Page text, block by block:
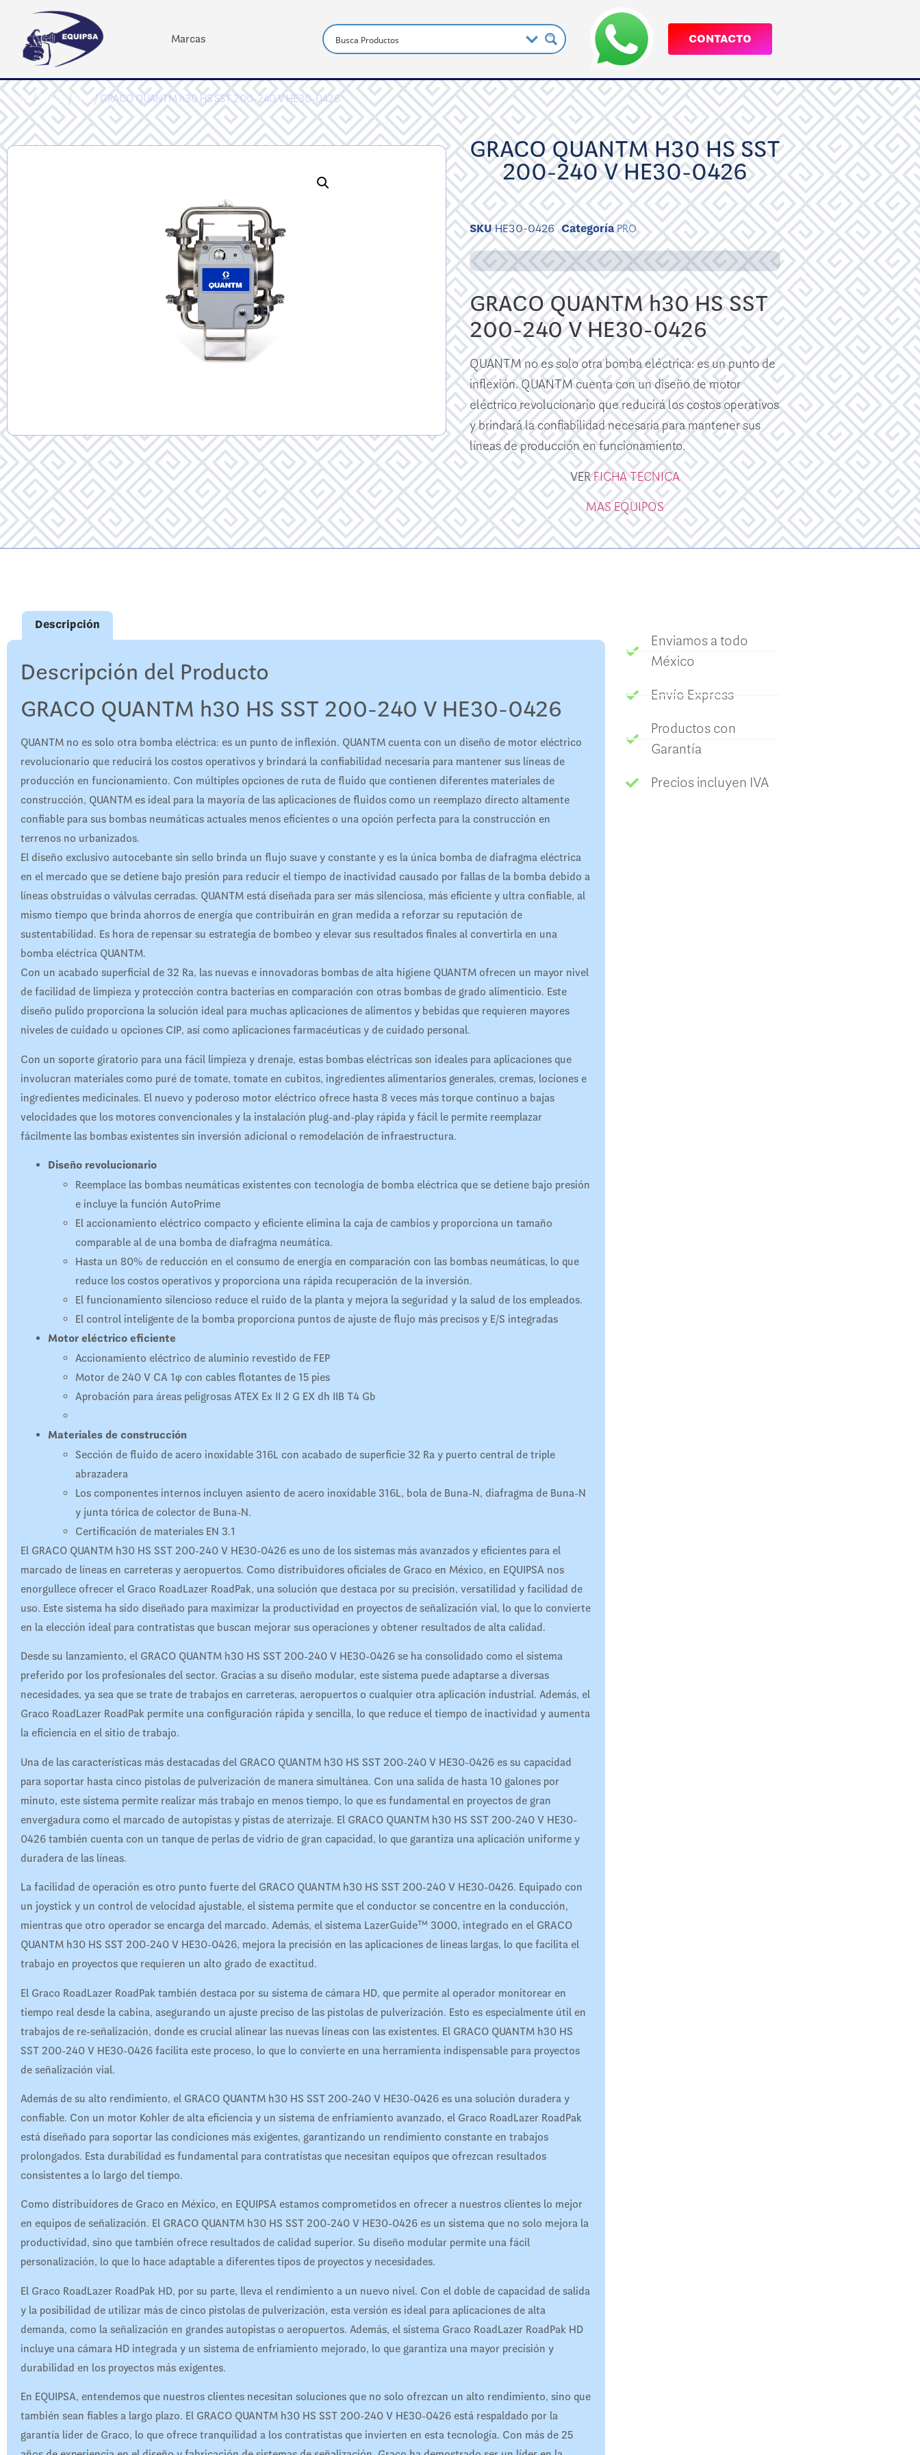
Marcas CONTACTO
Inicio/Graco/PRO/ GRACO QUANTM h30 HS SST 200-240 V HE30-0426
GRACO QUANTM H30 HS SST
200-240 V HE30-0426
SKUHE30-0426 CategoríaPRO
GRACO QUANTM h30 HS SST
200-240 V HE30-0426
QUANTM no es solo otra bomba eléctrica: es un punto de
inflexión. QUANTM cuenta con un diseño de motor
eléctrico revolucionario que reducirá los costos operativos
y brindará la confiabilidad necesaria para mantener sus
líneas de producción en funcionamiento.
VERFICHA TECNICA
MAS EQUIPOS
Descripción
Descripción del Producto
GRACO QUANTM h30 HS SST 200-240 V HE30-0426
QUANTM no es solo otra bomba eléctrica: es un punto de inflexión. QUANTM cuenta con un diseño de motor eléctrico
revolucionario que reducirá los costos operativos y brindará la confiabilidad necesaria para mantener sus líneas de
producción en funcionamiento. Con múltiples opciones de ruta de fluido que contienen diferentes materiales de
construcción, QUANTM es ideal para la mayoría de las aplicaciones de fluidos como un reemplazo directo altamente
confiable para sus bombas neumáticas actuales menos eficientes o una opción perfecta para la construcción en
terrenos no urbanizados.
El diseño exclusivo autocebante sin sello brinda un flujo suave y constante y es la única bomba de diafragma eléctrica
en el mercado que se detiene bajo presión para reducir el tiempo de inactividad causado por fallas de la bomba debido a
líneas obstruidas o válvulas cerradas. QUANTM está diseñada para ser más silenciosa, más eficiente y ultra confiable, al
mismo tiempo que brinda ahorros de energía que contribuirán en gran medida a reforzar su reputación de
sustentabilidad. Es hora de repensar su estrategia de bombeo y elevar sus resultados finales al convertirla en una
bomba eléctrica QUANTM.
Con un acabado superficial de 32 Ra, las nuevas e innovadoras bombas de alta higiene QUANTM ofrecen un mayor nivel
de facilidad de limpieza y protección contra bacterias en comparación con otras bombas de grado alimenticio. Este
diseño pulido proporciona la solución ideal para muchas aplicaciones de alimentos y bebidas que requieren mayores
niveles de cuidado u opciones CIP, así como aplicaciones farmacéuticas y de cuidado personal.
Con un soporte giratorio para una fácil limpieza y drenaje, estas bombas eléctricas son ideales para aplicaciones que
involucran materiales como puré de tomate, tomate en cubitos, ingredientes alimentarios generales, cremas, lociones e
ingredientes medicinales. El nuevo y poderoso motor eléctrico ofrece hasta 8 veces más torque continuo a bajas
velocidades que los motores convencionales y la instalación plug-and-play rápida y fácil le permite reemplazar
fácilmente las bombas existentes sin inversión adicional o remodelación de infraestructura.
Diseño revolucionario
Reemplace las bombas neumáticas existentes con tecnología de bomba eléctrica que se detiene bajo presión
e incluye la función AutoPrime
El accionamiento eléctrico compacto y eficiente elimina la caja de cambios y proporciona un tamaño
comparable al de una bomba de diafragma neumática.
Hasta un 80% de reducción en el consumo de energía en comparación con las bombas neumáticas, lo que
reduce los costos operativos y proporciona una rápida recuperación de la inversión.
El funcionamiento silencioso reduce el ruido de la planta y mejora la seguridad y la salud de los empleados.
El control inteligente de la bomba proporciona puntos de ajuste de flujo más precisos y E/S integradas
Motor eléctrico eficiente
Accionamiento eléctrico de aluminio revestido de FEP
Motor de 240 V CA 1φ con cables flotantes de 15 pies
Aprobación para áreas peligrosas ATEX Ex II 2 G EX dh IIB T4 Gb
Materiales de construcción
Sección de fluido de acero inoxidable 316L con acabado de superficie 32 Ra y puerto central de triple
abrazadera
Los componentes internos incluyen asiento de acero inoxidable 316L, bola de Buna-N, diafragma de Buna-N
y junta tórica de colector de Buna-N.
Certificación de materiales EN 3.1
El GRACO QUANTM h30 HS SST 200-240 V HE30-0426 es uno de los sistemas más avanzados y eficientes para el
marcado de líneas en carreteras y aeropuertos. Como distribuidores oficiales de Graco en México, en EQUIPSA nos
enorgullece ofrecer el Graco RoadLazer RoadPak, una solución que destaca por su precisión, versatilidad y facilidad de
uso. Este sistema ha sido diseñado para maximizar la productividad en proyectos de señalización vial, lo que lo convierte
en la elección ideal para contratistas que buscan mejorar sus operaciones y obtener resultados de alta calidad.
Desde su lanzamiento, el GRACO QUANTM h30 HS SST 200-240 V HE30-0426 se ha consolidado como el sistema
preferido por los profesionales del sector. Gracias a su diseño modular, este sistema puede adaptarse a diversas
necesidades, ya sea que se trate de trabajos en carreteras, aeropuertos o cualquier otra aplicación industrial. Además, el
Graco RoadLazer RoadPak permite una configuración rápida y sencilla, lo que reduce el tiempo de inactividad y aumenta
la eficiencia en el sitio de trabajo.
Una de las características más destacadas del GRACO QUANTM h30 HS SST 200-240 V HE30-0426 es su capacidad
para soportar hasta cinco pistolas de pulverización de manera simultánea. Con una salida de hasta 10 galones por
minuto, este sistema permite realizar más trabajo en menos tiempo, lo que es fundamental en proyectos de gran
envergadura como el marcado de autopistas y pistas de aterrizaje. El GRACO QUANTM h30 HS SST 200-240 V HE30-
0426 también cuenta con un tanque de perlas de vidrio de gran capacidad, lo que garantiza una aplicación uniforme y
duradera de las líneas.
La facilidad de operación es otro punto fuerte del GRACO QUANTM h30 HS SST 200-240 V HE30-0426. Equipado con
un joystick y un control de velocidad ajustable, el sistema permite que el conductor se concentre en la conducción,
mientras que otro operador se encarga del marcado. Además, el sistema LazerGuide™ 3000, integrado en el GRACO
QUANTM h30 HS SST 200-240 V HE30-0426, mejora la precisión en las aplicaciones de líneas largas, lo que facilita el
trabajo en proyectos que requieren un alto grado de exactitud.
El Graco RoadLazer RoadPak también destaca por su sistema de cámara HD, que permite al operador monitorear en
tiempo real desde la cabina, asegurando un ajuste preciso de las pistolas de pulverización. Esto es especialmente útil en
trabajos de re-señalización, donde es crucial alinear las nuevas líneas con las existentes. El GRACO QUANTM h30 HS
SST 200-240 V HE30-0426 facilita este proceso, lo que lo convierte en una herramienta indispensable para proyectos
de señalización vial.
Además de su alto rendimiento, el GRACO QUANTM h30 HS SST 200-240 V HE30-0426 es una solución duradera y
confiable. Con un motor Kohler de alta eficiencia y un sistema de enfriamiento avanzado, el Graco RoadLazer RoadPak
está diseñado para soportar las condiciones más exigentes, garantizando un rendimiento constante en trabajos
prolongados. Esta durabilidad es fundamental para contratistas que necesitan equipos que ofrezcan resultados
consistentes a lo largo del tiempo.
Como distribuidores de Graco en México, en EQUIPSA estamos comprometidos en ofrecer a nuestros clientes lo mejor
en equipos de señalización. El GRACO QUANTM h30 HS SST 200-240 V HE30-0426 es un sistema que no solo mejora la
productividad, sino que también ofrece resultados de calidad superior. Su diseño modular permite una fácil
personalización, lo que lo hace adaptable a diferentes tipos de proyectos y necesidades.
El Graco RoadLazer RoadPak HD, por su parte, lleva el rendimiento a un nuevo nivel. Con el doble de capacidad de salida
y la posibilidad de utilizar más de cinco pistolas de pulverización, esta versión es ideal para aplicaciones de alta
demanda, como la señalización en grandes autopistas o aeropuertos. Además, el sistema Graco RoadLazer RoadPak HD
incluye una cámara HD integrada y un sistema de enfriamiento mejorado, lo que garantiza una mayor precisión y
durabilidad en los proyectos más exigentes.
En EQUIPSA, entendemos que nuestros clientes necesitan soluciones que no solo ofrezcan un alto rendimiento, sino que
también sean fiables a largo plazo. El GRACO QUANTM h30 HS SST 200-240 V HE30-0426 está respaldado por la
garantía líder de Graco, lo que ofrece tranquilidad a los contratistas que invierten en esta tecnología. Con más de 25
Enviamos a todo
México
Envío Express
Productos con
Garantía
Precios incluyen IVA